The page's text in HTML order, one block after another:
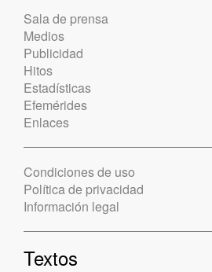
Sala de prensa
Medios
Publicidad
Hitos
Estadísticas
Efemérides
Enlaces
Condiciones de uso
Política de privacidad
Información legal
Textos